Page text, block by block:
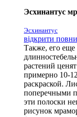
Эсхинантус
Эсхинантус
відкрити
Также, его еще
растений
примерно 10-
раскраской.
поперечными
эти полоски
рисунок